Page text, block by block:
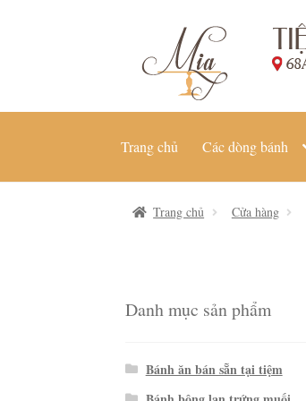
Điều
nội
Trang chủ Các dòng bánh
Trang chủ Cửa hàng
Danh mục sản phẩm
Bánh ăn bán sẵn tại tiệm